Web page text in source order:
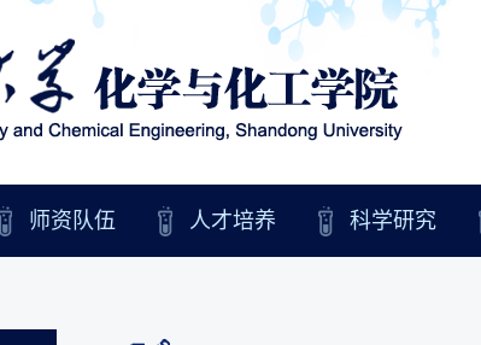
师资队伍 人才培养 科学研究